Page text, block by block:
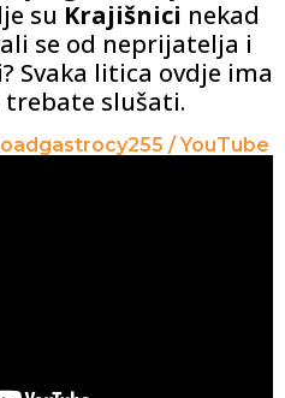
su Krajišnici nekad
se od neprijatelja i
Svaka litica ovdje ima
trebate slušati.
/ YouTube